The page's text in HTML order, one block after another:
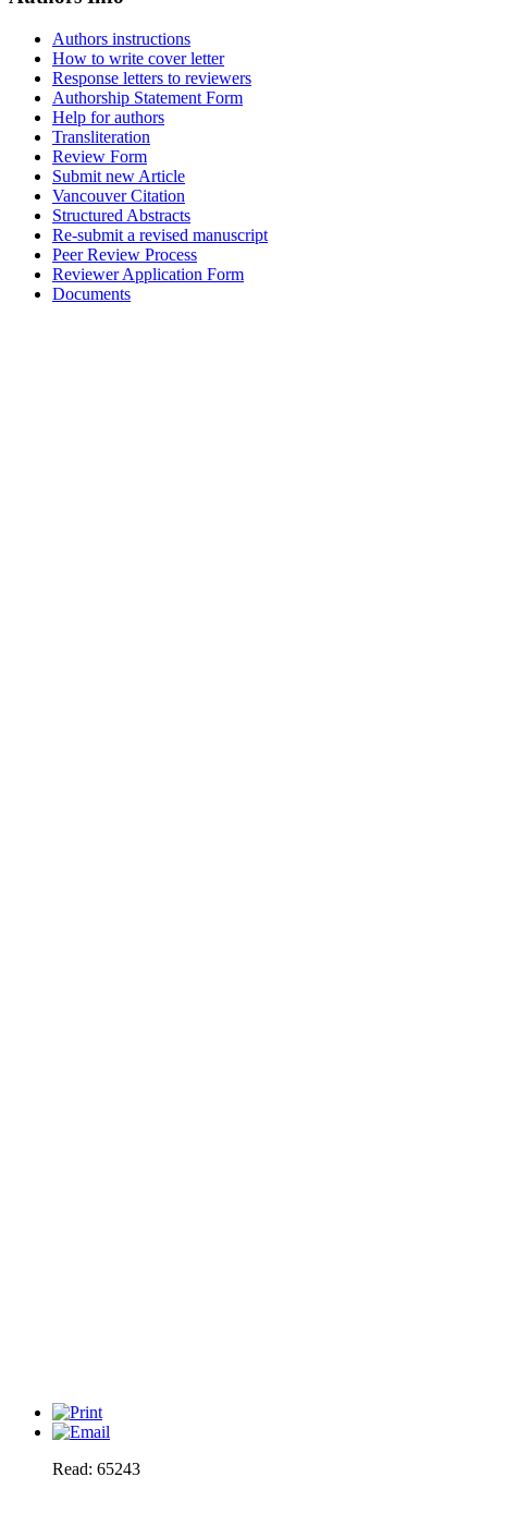
Authors instructions
How to write cover letter
Response letters to reviewers
Authorship Statement Form
Help for authors
Transliteration
Review Form
Submit new Article
Vancouver Citation
Structured Abstracts
Re-submit a revised manuscript
Peer Review Process
Reviewer Application Form
Documents
Read: 65243